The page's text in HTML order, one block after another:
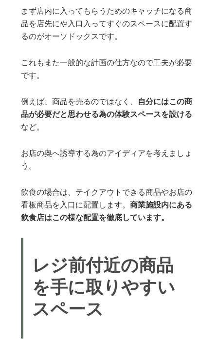
まず店内に入ってもらうためのキャッチになる商
品を店先にや入口入ってすぐのスペースに配置す
るのがオーソドックスです。
これもまた一般的な計画の仕方なので工夫が必要
です。
例えば、商品を売るのではなく、 自分にはこの商
品が必要だと思わせる為の体験スペースを設ける
など。
お店の奥へ誘導する為のアイディアを考えましょ
う。
飲食の場合は、テイクアウトできる商品やお店の
看板商品を入口に配置します。 商業施設内にある
飲食店はこの様な配置を徹底しています。
レジ前付近の商品
を手に取りやすい
スペース